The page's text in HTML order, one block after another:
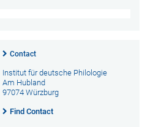
Contact
Institut für deutsche Philologie
Am Hubland
97074 Würzburg
Find Contact